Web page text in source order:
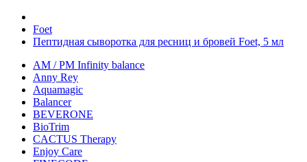
Foet
Пептидная сыворотка для ресниц и бровей Foet, 5 мл
AM / PM Infinity balance
Anny Rey
Aquamagic
Balancer
BEVERONE
BioTrim
CACTUS Therapy
Enjoy Care